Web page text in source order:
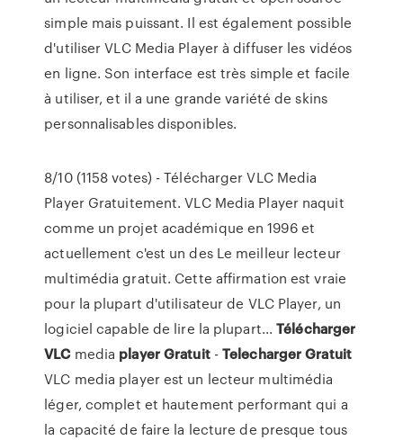
simple mais puissant. Il est également possible
d'utiliser VLC Media Player à diffuser les vidéos
en ligne. Son interface est très simple et facile
à utiliser, et il a une grande variété de skins
personnalisables disponibles.
8/10 (1158 votes) - Télécharger VLC Media
Player Gratuitement. VLC Media Player naquit
comme un projet académique en 1996 et
actuellement c'est un des Le meilleur lecteur
multimédia gratuit. Cette affirmation est vraie
pour la plupart d'utilisateur de VLC Player, un
logiciel capable de lire la plupart...Télécharger
VLCmedia playerGratuit-Telecharger Gratuit
VLC media player est un lecteur multimédia
léger, complet et hautement performant qui a
la capacité de faire la lecture de presque tous